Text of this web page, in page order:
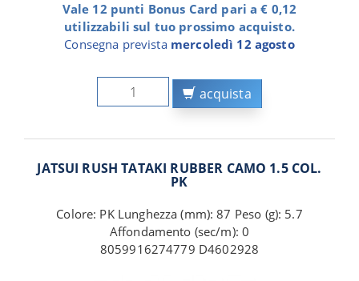
Vale 12 punti Bonus Card pari a € 0,12
utilizzabili sul tuo prossimo acquisto.
Consegna prevista mercoledì 12 agosto
acquista
JATSUI RUSH TATAKI RUBBER CAMO 1.5 COL.
PK
Colore: PK Lunghezza (mm): 87 Peso (g): 5.7
Affondamento (sec/m): 0
8059916274779 D4602928